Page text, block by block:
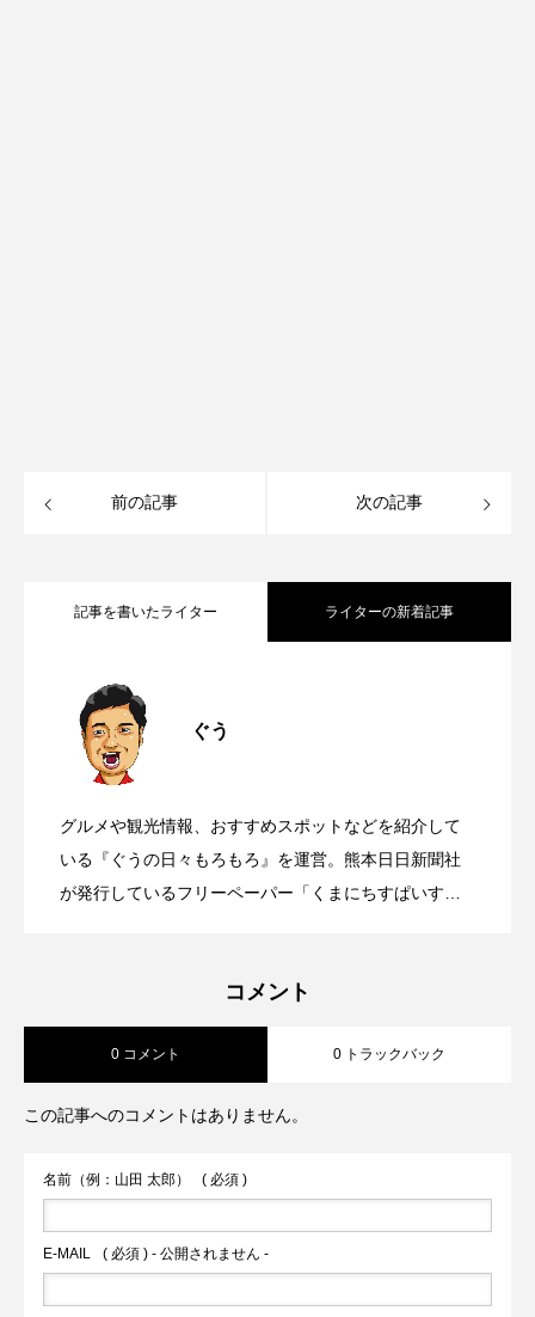
前の記事 次の記事
記事を書いたライター ライターの新着記事
ぐう
グルメや観光情報、おすすめスポットなどを紹介して
いる『ぐうの日々もろもろ』を運営。熊本日日新聞社
が発行しているフリーペーパー「くまにちすぱいす」
2026.07.29
た
2026.07.25
ら続く「門外不出」だった郷土料理の秘
2026.07.14 【熊本城下町散策シリーズ～新町エリア
丁目をぶらりと散策してみた！
コメント
0 コメント 0 トラックバック
この記事へのコメントはありません。
名前（例：山田 太郎） ( 必須 )
E-MAIL ( 必須 ) - 公開されません -